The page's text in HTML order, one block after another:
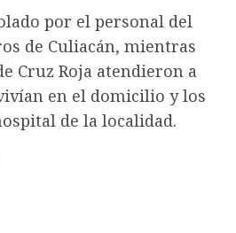
por el personal del
de Culiacán, mientras
Cruz Roja atendieron a
en el domicilio y los
de la localidad.